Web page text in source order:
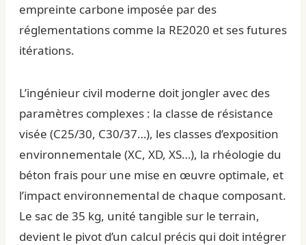
empreinte carbone imposée par des
réglementations comme la RE2020 et ses futures
itérations.
L’ingénieur civil moderne doit jongler avec des
paramètres complexes : la classe de résistance
visée (C25/30, C30/37…), les classes d’exposition
environnementale (XC, XD, XS…), la rhéologie du
béton frais pour une mise en œuvre optimale, et
l’impact environnemental de chaque composant.
Le sac de 35 kg, unité tangible sur le terrain,
devient le pivot d’un calcul précis qui doit intégrer